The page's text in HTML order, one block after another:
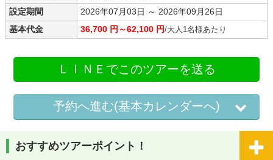
設定期間
2026年07月03日 ～ 2026年09月26日
基本代金
36,700 円～62,100 円/大人1名様あたり
ＬＩＮＥでこのツアーを送る
予約へ進む(基本カレンダーへ)
おすすめツアーポイント！